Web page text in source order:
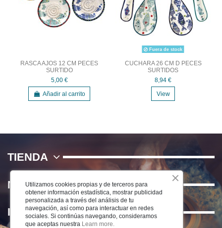
RASCA AJOS 12 CM PECES
SURTIDO
5,00 €
Añadir al carrito
Fuera de stock
CUCHARA 26 CM D PECES
SURTIDOS
8,94 €
View
TIENDA
NOSOTROS
INFORMACIÓN
Utilizamos cookies propias y de terceros para
obtener información estadística, mostrar publicidad
personalizada a través del análisis de tu
navegación, así como para interactuar en redes
sociales. Si continúas navegando, consideramos
que aceptas nuestra Learn more.